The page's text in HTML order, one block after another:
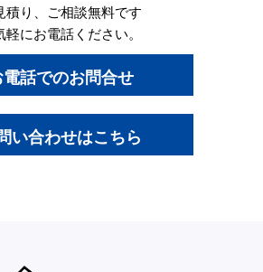
積り、ご相談無料です
軽にお電話ください。
電話でのお問合せ
い合わせはこちら